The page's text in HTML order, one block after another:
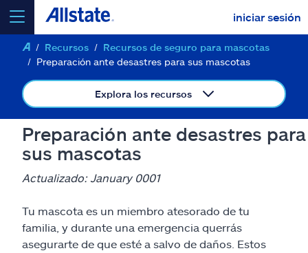
iniciar sesión
seleccionar un producto paracotizar
Select a Product
ir
Seguros y más
Recursos
Recursos de seguro para mascotas
Preparación ante desastres para sus mascotas
Explora los recursos
Preparación ante desastres para
sus mascotas
Actualizado: January 0001
Tu mascota es un miembro atesorado de tu
familia, y durante una emergencia querrás
asegurarte de que esté a salvo de daños. Estos